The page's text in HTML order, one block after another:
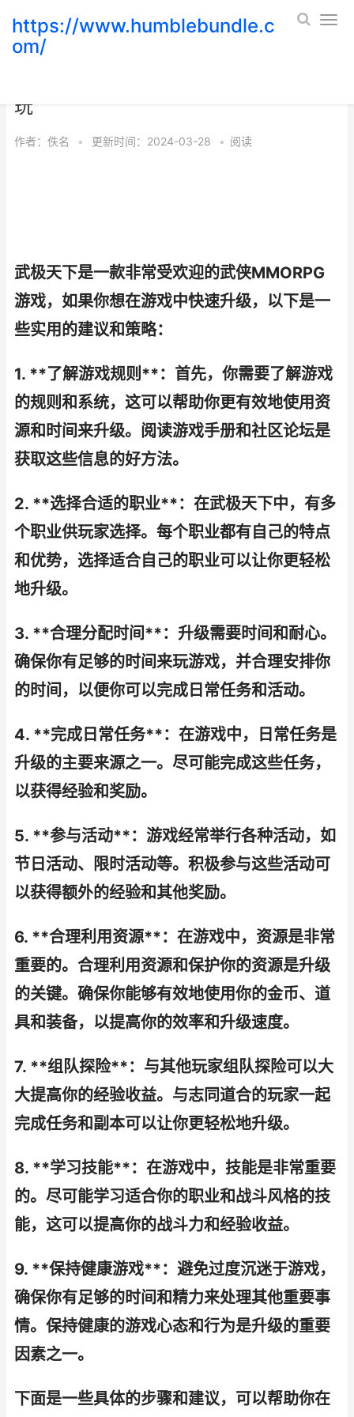
https://www.humblebundle.c
om/
玩
作者： 佚名 • 更新时间：2024-03-28 • 阅读
武极天下是一款非常受欢迎的武侠MMORPG
游戏，如果你想在游戏中快速升级，以下是一
些实用的建议和策略：
1. **了解游戏规则**：首先，你需要了解游戏
的规则和系统，这可以帮助你更有效地使用资
源和时间来升级。阅读游戏手册和社区论坛是
获取这些信息的好方法。
2. **选择合适的职业**：在武极天下中，有多
个职业供玩家选择。每个职业都有自己的特点
和优势，选择适合自己的职业可以让你更轻松
地升级。
3. **合理分配时间**：升级需要时间和耐心。
确保你有足够的时间来玩游戏，并合理安排你
的时间，以便你可以完成日常任务和活动。
4. **完成日常任务**：在游戏中，日常任务是
升级的主要来源之一。尽可能完成这些任务，
以获得经验和奖励。
5. **参与活动**：游戏经常举行各种活动，如
节日活动、限时活动等。积极参与这些活动可
以获得额外的经验和其他奖励。
6. **合理利用资源**：在游戏中，资源是非常
重要的。合理利用资源和保护你的资源是升级
的关键。确保你能够有效地使用你的金币、道
具和装备，以提高你的效率和升级速度。
7. **组队探险**：与其他玩家组队探险可以大
大提高你的经验收益。与志同道合的玩家一起
完成任务和副本可以让你更轻松地升级。
8. **学习技能**：在游戏中，技能是非常重要
的。尽可能学习适合你的职业和战斗风格的技
能，这可以提高你的战斗力和经验收益。
9. **保持健康游戏**：避免过度沉迷于游戏，
确保你有足够的时间和精力来处理其他重要事
情。保持健康的游戏心态和行为是升级的重要
因素之一。
下面是一些具体的步骤和建议，可以帮助你在